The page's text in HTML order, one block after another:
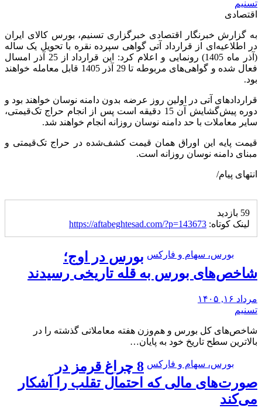
تسنیم
اقتصادی
به گزارش خبرنگار اقتصادی خبرگزاری تسنیم، بورس کالای ایران
در اطلاعیه‌ای از قرارداد آتی گواهی سپرده نقره با تحویل یک ساله
(آذر ماه 1405) رونمایی و اعلام کرد: این قرارداد از 25 آذر امسال
فعال شده و گواهی‌های مربوطه تا 29 آذر 1405 قابل معامله خواهند
بود.
قراردادهای آتی در اولین روز عرضه بدون دامنه نوسان خواهند بود و
دوره پیش‌گشایش آن 15 دقیقه است پس از انجام حراج تک‌قیمتی،
سایر معاملات با حد دامنه نوسان روزانه انجام خواهند شد.
قیمت پایه این اوراق همان قیمت کشف‌شده در حراج تک‌قیمتی و
مبنای دامنه نوسان روزانه است.
انتهای پیام/
59 بازدید
لینک کوتاه: https://aftabeghtesad.com/?p=143673
بورس، سهام و فارکس بورس در اوج؛
شاخص‌های بورس به قله تاریخی رسیدند
مرداد ۱۶, ۱۴۰۵
تسنیم
شاخص‌های کل بورس و هم‌وزن هفته معاملاتی گذشته را در
بالاترین سطح تاریخ خود به پایان…
بورس، سهام و فارکس
8 چراغ قرمز در
صورت‌های مالی که احتمال تقلب را آشکار
می‌کند